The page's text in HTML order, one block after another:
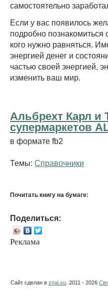
самостоятельно
Если у вас появилось
подробно познакомиться
кого нужно равняться.
энергией денег и
частью своей энергией,
изменить ваш мир.
Альбрехт Карл и
супермаркетов
в формате fb2
Темы: Справочники
Почитать книгу на бумаге:
Поделиться:
Реклама
Сайт сделан в znai.su . 2011 - 2026